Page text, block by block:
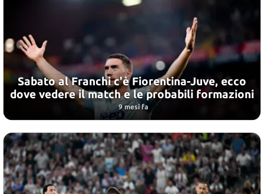
Sabato al Franchi c'è Fiorentina-Juve, ecco
dove vedere il match e le probabili formazioni
9 mesi fa